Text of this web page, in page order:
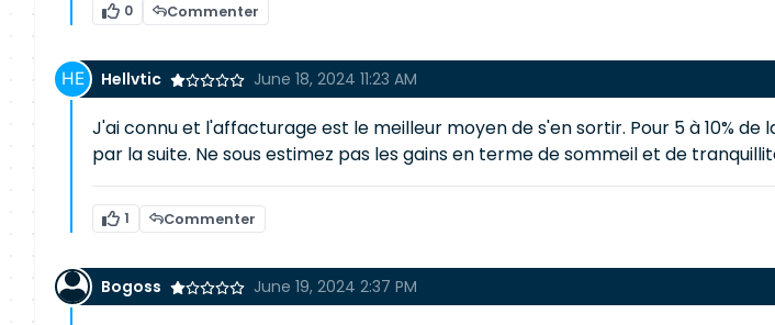
0 Commenter
Hellvtic June 18, 2024 11:23 AM
J'ai connu et l'affacturage est le meilleur moyen de s'en sortir. Pour 5 à 10%
par la suite. Ne sous estimez pas les gains en terme de sommeil et de
1 Commenter
Bogoss June 19, 2024 2:37 PM